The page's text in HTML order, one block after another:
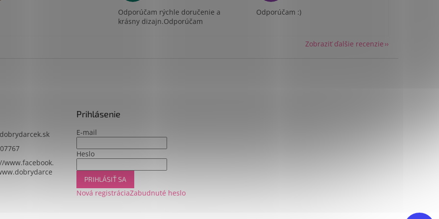
Odporúčam rýchle doručenie a
krásny dizajn.Odporúčam
Odporúčam :)
Zobraziť ďalšie recenzie
dobrydarcek.sk
www.facebook.
Prihlásenie
E-mail
Heslo
PRIHLÁSIŤ SA
Nová registráciaZabudnuté heslo
Send